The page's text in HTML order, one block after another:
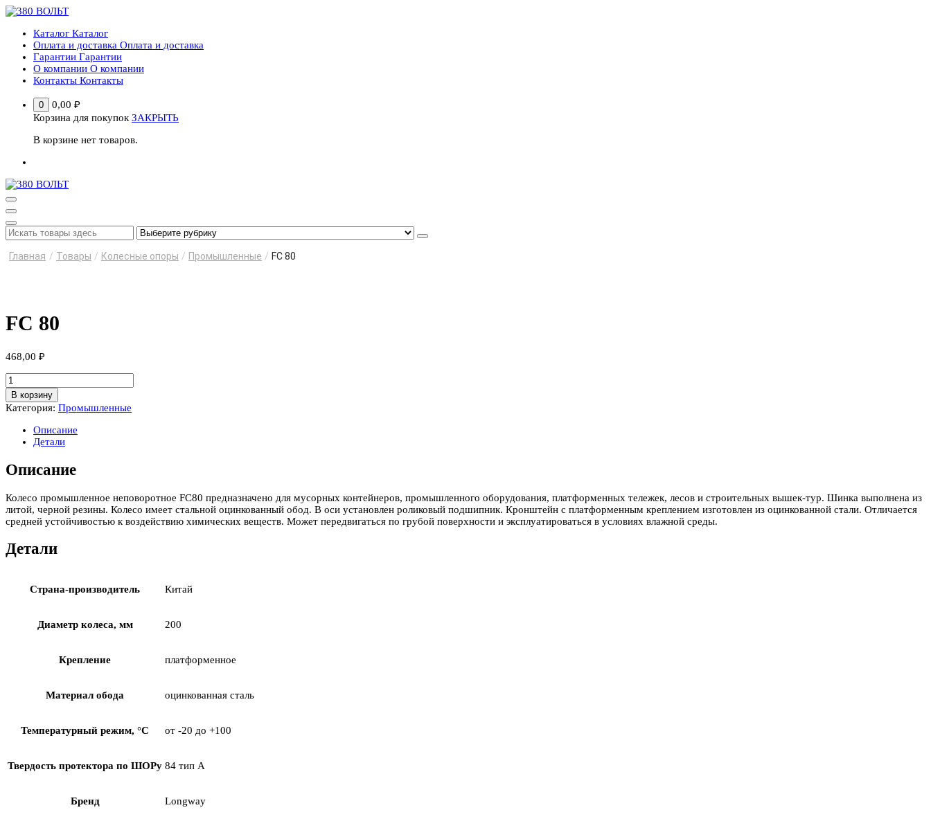
Перейти
содержимому
Каталог Каталог
Оплата и доставка Оплата и доставка
Гарантии Гарантии
О компании О компании
Контакты Контакты
0 0,00 ₽
Корзина для покупок ЗАКРЫТЬ
В корзине нет товаров.
Главная / Товары / Колесные опоры / Промышленные / FC 80
FC 80
468,00 ₽
Количество
товара
FC
80
В корзину
Категория: Промышленные
Описание
Детали
Описание
Колесо промышленное неповоротное FС80 предназначено для мусорных контейнеров, промышленного оборудования, платформенных тележек, лесов и строительных вышек-тур. Шинка выполнена из
литой, черной резины. Колесо имеет стальной оцинкованный обод. В оси установлен роликовый подшипник. Кронштейн с платформенным креплением изготовлен из оцинкованной стали. Отличается
средней устойчивостью к воздействию химических веществ. Может передвигаться по грубой поверхности и эксплуатироваться в условиях влажной среды.
Детали
Страна-производитель Китай
Диаметр колеса, мм 200
Крепление платформенное
Материал обода оцинкованная сталь
Температурный режим, °С от -20 до +100
Твердость протектора по ШОРу 84 тип А
Бренд Longway